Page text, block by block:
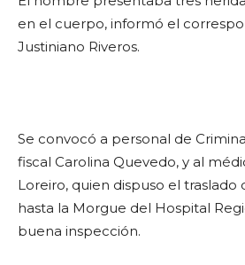
en el cuerpo, informó el
Justiniano Riveros.
Se convocó a personal de
fiscal Carolina Quevedo, y al
Loreiro, quien dispuso el traslado
hasta la Morgue del Hospital
buena inspección.